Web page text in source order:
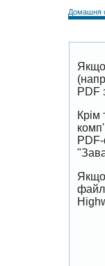
Домашня
Якщо
PDF
Крім
Якщо